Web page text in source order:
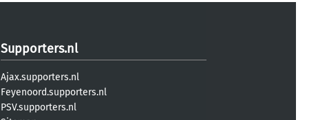
Supporters.nl
Ajax.supporters.nl
Feyenoord.supporters.nl
PSV.supporters.nl